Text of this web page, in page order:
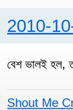
2010-
বেশ ভালই হল,
Shout Me